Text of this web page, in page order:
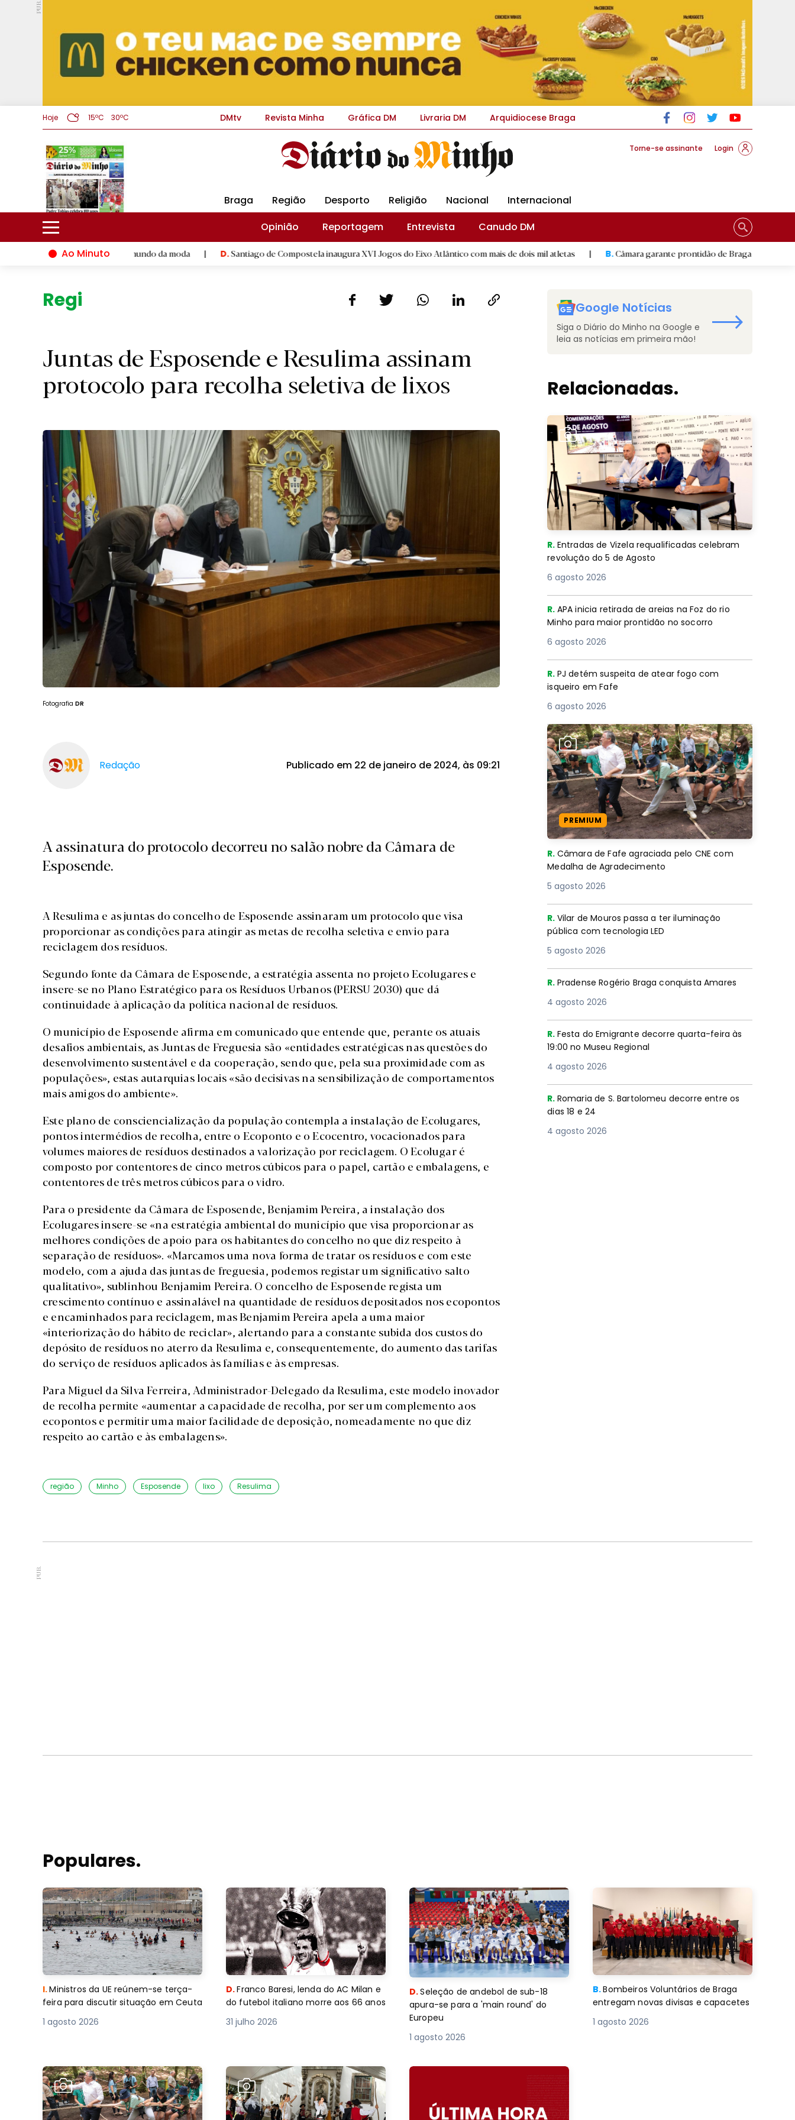
PUB.
Hoje 15ºC 30ºC DMtv Revista Minha Gráfica DM Livraria DM Arquidiocese Braga
Torne-se assinante Login
Braga Região Desporto Religião Nacional
Internacional
Opinião
Reportagem Entrevista
Canudo DM
Ao Minuto
e à inovação do mundo da moda | D.Santiago de Compostela inaugura XVI Jogos do Eixo Atlântico com mais de dois mil atletas | B.Câmara garante prontidão de Braga no resgate animal
Região.
Juntas de Esposende e Resulima assinam
protocolo para recolha seletiva de lixos
Fotografia DR
Redação Publicado em 22 de janeiro de 2024, às 09:21
A assinatura do protocolo decorreu no salão nobre da Câmara de
Esposende.
A Resulima e as juntas do concelho de Esposende assinaram um protocolo que visa
proporcionar as condições para atingir as metas de recolha seletiva e envio para
reciclagem dos resíduos.
Segundo fonte da Câmara de Esposende, a estratégia assenta no projeto Ecolugares e
insere-se no Plano Estratégico para os Resíduos Urbanos (PERSU 2030) que dá
continuidade à aplicação da política nacional de resíduos.
O município de Esposende afirma em comunicado que entende que, perante os atuais
desafios ambientais, as Juntas de Freguesia são «entidades estratégicas nas questões do
desenvolvimento sustentável e da cooperação, sendo que, pela sua proximidade com as
populações», estas autarquias locais «são decisivas na sensibilização de comportamentos
mais amigos do ambiente».
Este plano de consciencialização da população contempla a instalação de Ecolugares,
pontos intermédios de recolha, entre o Ecoponto e o Ecocentro, vocacionados para
volumes maiores de resíduos destinados a valorização por reciclagem. O Ecolugar é
composto por contentores de cinco metros cúbicos para o papel, cartão e embalagens, e
contentores de três metros cúbicos para o vidro.
Para o presidente da Câmara de Esposende, Benjamim Pereira, a instalação dos
Ecolugares insere-se «na estratégia ambiental do município que visa proporcionar as
melhores condições de apoio para os habitantes do concelho no que diz respeito à
separação de resíduos». «Marcamos uma nova forma de tratar os resíduos e com este
modelo, com a ajuda das juntas de freguesia, podemos registar um significativo salto
qualitativo», sublinhou Benjamim Pereira. O concelho de Esposende regista um
crescimento contínuo e assinalável na quantidade de resíduos depositados nos ecopontos
e encaminhados para reciclagem, mas Benjamim Pereira apela a uma maior
«interiorização do hábito de reciclar», alertando para a constante subida dos custos do
depósito de resíduos no aterro da Resulima e, consequentemente, do aumento das tarifas
do serviço de resíduos aplicados às famílias e às empresas.
Para Miguel da Silva Ferreira, Administrador-Delegado da Resulima, este modelo inovador
de recolha permite «aumentar a capacidade de recolha, por ser um complemento aos
ecopontos e permitir uma maior facilidade de deposição, nomeadamente no que diz
respeito ao cartão e às embalagens».
região Minho Esposende lixo Resulima
Google Notícias
Siga o Diário do Minho na Google e
leia as notícias em primeira mão!
Relacionadas.
R. Entradas de Vizela requalificadas celebram
revolução do 5 de Agosto
6 agosto 2026
R. APA inicia retirada de areias na Foz do rio
Minho para maior prontidão no socorro
6 agosto 2026
R. PJ detém suspeita de atear fogo com
isqueiro em Fafe
6 agosto 2026
PREMIUM
R. Câmara de Fafe agraciada pelo CNE com
Medalha de Agradecimento
5 agosto 2026
R. Vilar de Mouros passa a ter iluminação
pública com tecnologia LED
5 agosto 2026
R. Pradense Rogério Braga conquista Amares
4 agosto 2026
R. Festa do Emigrante decorre quarta-feira às
19:00 no Museu Regional
4 agosto 2026
R. Romaria de S. Bartolomeu decorre entre os
dias 18 e 24
4 agosto 2026
PUB.
Populares.
I.Ministros da UE reúnem-se terça-
feira para discutir situação em Ceuta
1 agosto 2026
D.Franco Baresi, lenda do AC Milan e
do futebol italiano morre aos 66 anos
31 julho 2026
D.Seleção de andebol de sub-18
apura-se para a 'main round' do
Europeu
1 agosto 2026
B.Bombeiros Voluntários de Braga
entregam novas divisas e capacetes
1 agosto 2026